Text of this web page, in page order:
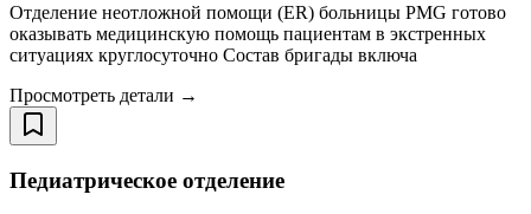
Отделение неотложной помощи (ER) больницы PMG готово
оказывать медицинскую помощь пациентам в экстренных
ситуациях круглосуточно Состав бригады включа
Просмотреть детали →
Педиатрическое отделение